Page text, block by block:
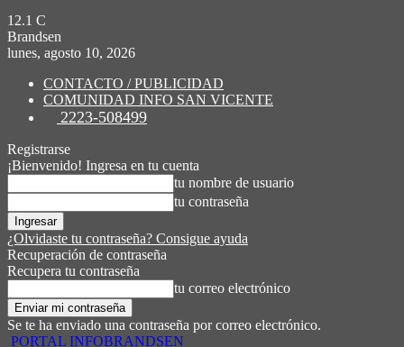
12.1 C
Brandsen
lunes, agosto 10, 2026
CONTACTO / PUBLICIDAD
COMUNIDAD INFO SAN VICENTE
2223-508499
Registrarse
¡Bienvenido! Ingresa en tu cuenta
tu nombre de usuario
tu contraseña
¿Olvidaste tu contraseña? Consigue ayuda
Recuperación de contraseña
Recupera tu contraseña
tu correo electrónico
Se te ha enviado una contraseña por correo electrónico.
PORTAL INFOBRANDSEN